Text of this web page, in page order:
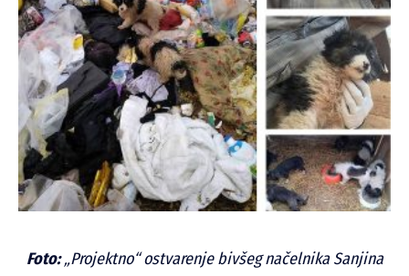
Foto:„Projektno“ ostvarenje bivšeg načelnika Sanjina